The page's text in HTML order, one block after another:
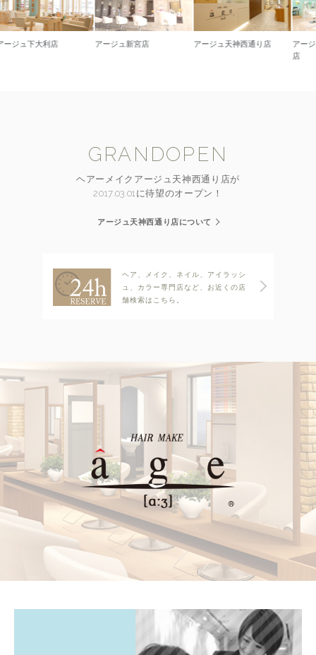
大利店 アージュ新宮店 アージュ天神西通り店
アージュ久留
GRANDOPEN
ヘアーメイクアージュ天神西通り店が
2017.03.01に待望のオープン！
アージュ天神西通り店について
ヘア、メイク、ネイル、アイラッシ
ュ、カラー専門店など、お近くの店
舗検索はこちら。